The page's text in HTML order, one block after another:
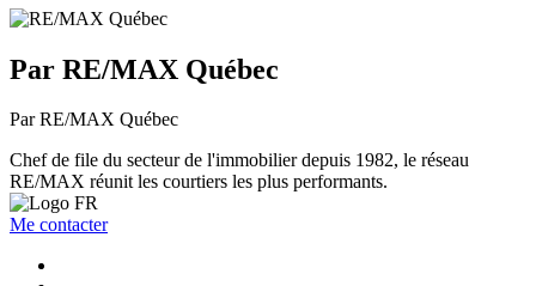
Par RE/MAX Québec
Par RE/MAX Québec
Chef de file du secteur de l'immobilier depuis 1982, le réseau
RE/MAX réunit les courtiers les plus performants.
Me contacter